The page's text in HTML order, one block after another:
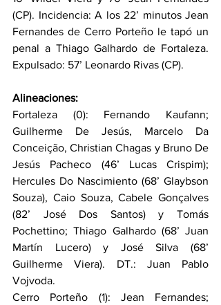
(CP). Incidencia: A los 22’ minutos Jean
Fernandes de Cerro Porteño le tapó un
penal a Thiago Galhardo de Fortaleza.
Expulsado: 57’ Leonardo Rivas (CP).
Alineaciones:
Fortaleza (0): Fernando Kaufann;
Guilherme De Jesús, Marcelo Da
Conceição, Christian Chagas y Bruno De
Jesús Pacheco (46’ Lucas Crispim);
Hercules Do Nascimiento (68’ Glaybson
Souza), Caio Souza, Cabele Gonçalves
(82’ José Dos Santos) y Tomás
Pochettino; Thiago Galhardo (68’ Juan
Martín Lucero) y José Silva (68’
Guilherme Viera). DT.: Juan Pablo
Vojvoda.
Cerro Porteño (1): Jean Fernandes;